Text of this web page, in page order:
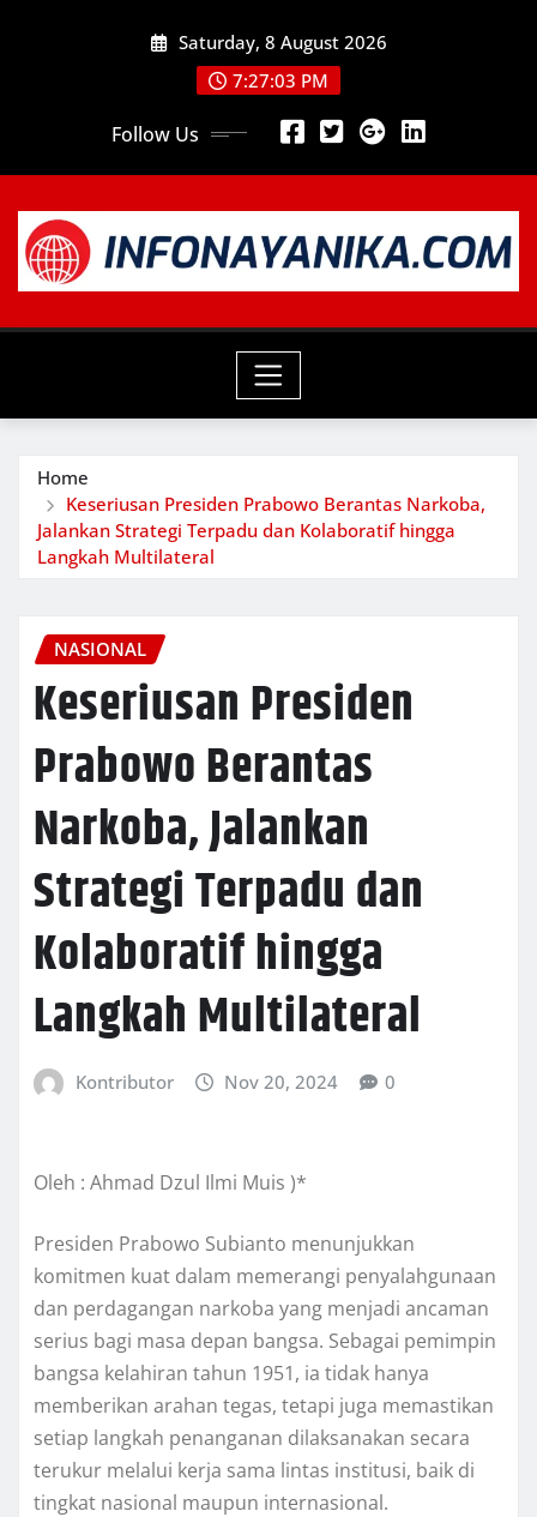
Saturday, 8 August 2026
7:27:04 PM
Follow Us
Home
Keseriusan Presiden Prabowo Berantas Narkoba,
Jalankan Strategi Terpadu dan Kolaboratif hingga
Langkah Multilateral
NASIONAL
Keseriusan Presiden
Prabowo Berantas
Narkoba, Jalankan
Strategi Terpadu dan
Kolaboratif hingga
Langkah Multilateral
Kontributor Nov 20, 2024 0
Oleh : Ahmad Dzul Ilmi Muis )*
Presiden Prabowo Subianto menunjukkan
komitmen kuat dalam memerangi penyalahgunaan
dan perdagangan narkoba yang menjadi ancaman
serius bagi masa depan bangsa. Sebagai pemimpin
bangsa kelahiran tahun 1951, ia tidak hanya
memberikan arahan tegas, tetapi juga memastikan
setiap langkah penanganan dilaksanakan secara
terukur melalui kerja sama lintas institusi, baik di
tingkat nasional maupun internasional.